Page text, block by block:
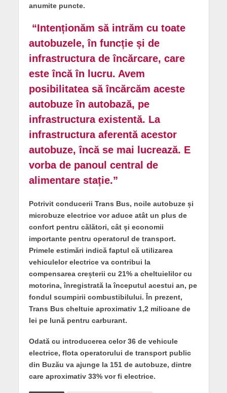
anumite puncte.
“Intenționăm să intrăm cu toate
autobuzele, în funcție și de
infrastructura de încărcare, care
este încă în lucru. Avem
posibilitatea să încărcăm aceste
autobuze în autobază, pe
infrastructura existentă. La
infrastructura aferentă acestor
autobuze, încă se mai lucrează. E
vorba de panoul central de
alimentare stație.”
Potrivit conducerii Trans Bus, noile autobuze și
microbuze electrice vor aduce atât un plus de
confort pentru călători, cât și economii
importante pentru operatorul de transport.
Primele estimări indică faptul că utilizarea
vehiculelor electrice va contribui la
compensarea creșterii cu 21% a cheltuielilor cu
motorina, înregistrată la începutul acestui an, pe
fondul scumpirii combustibilului. În prezent,
Trans Bus cheltuie aproximativ 1,2 milioane de
lei pe lună pentru carburant.
Odată cu introducerea celor 36 de vehicule
electrice, flota operatorului de transport public
din Buzău va ajunge la 151 de autobuze, dintre
care aproximativ 33% vor fi electrice.